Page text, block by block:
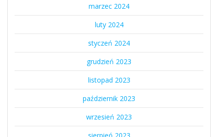
marzec 2024
luty 2024
styczeń 2024
grudzień 2023
listopad 2023
październik 2023
wrzesień 2023